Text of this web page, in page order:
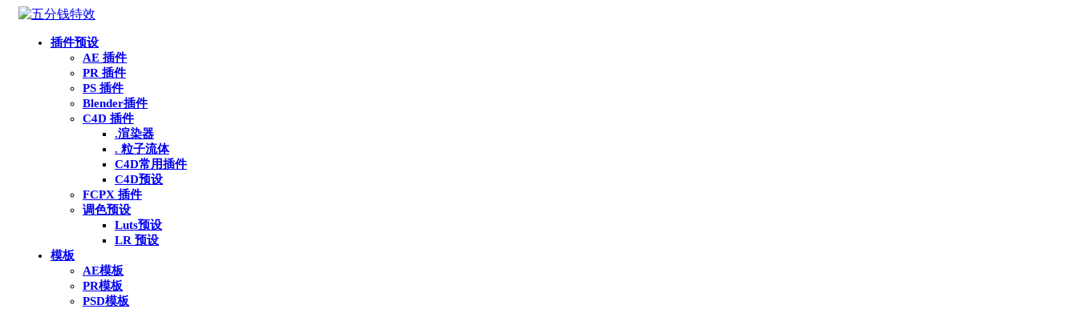
插件预设
AE 插件
PR 插件
PS 插件
Blender插件
C4D 插件
.渲染器
. 粒子流体
C4D常用插件
C4D预设
FCPX 插件
调色预设
Luts预设
LR 预设
模板
AE模板
PR模板
PSD模板